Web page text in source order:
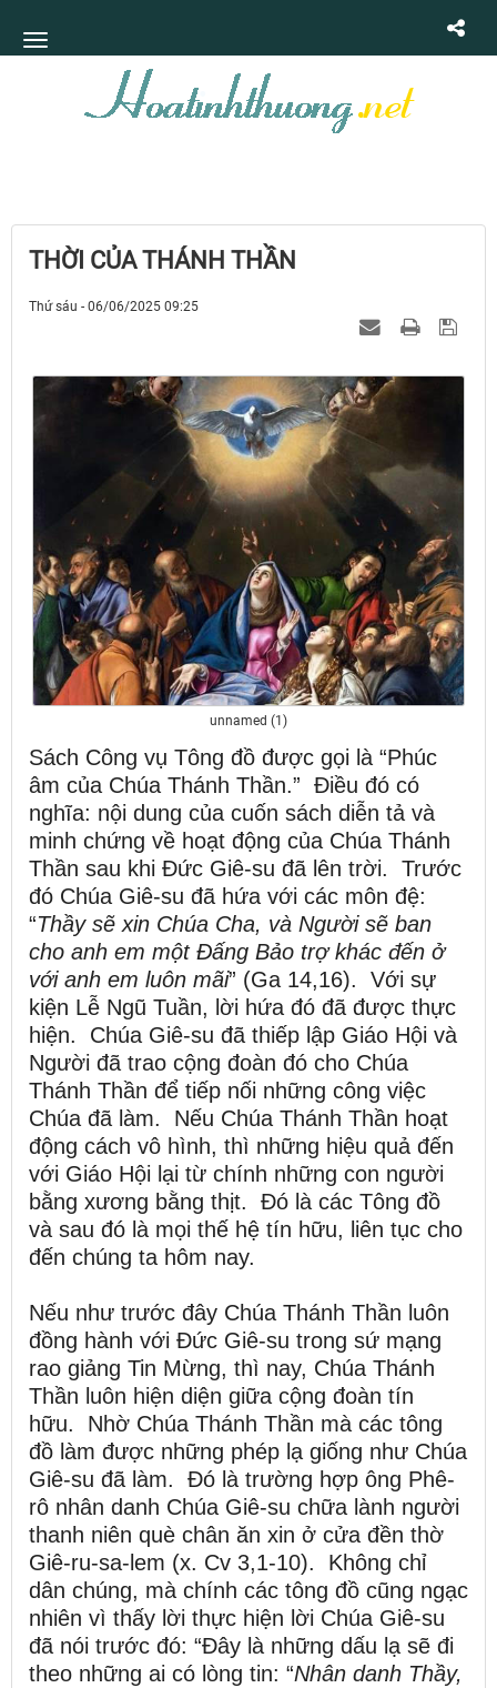
THỜI CỦA THÁNH THẦN
Thứ sáu - 06/06/2025 09:25
unnamed (1)
Sách Công vụ Tông đồ được gọi là “Phúc
âm của Chúa Thánh Thần.” Điều đó có
nghĩa: nội dung của cuốn sách diễn tả và
minh chứng về hoạt động của Chúa Thánh
Thần sau khi Đức Giê-su đã lên trời. Trước
đó Chúa Giê-su đã hứa với các môn đệ:
“Thầy sẽ xin Chúa Cha, và Người sẽ ban
cho anh em một Đấng Bảo trợ khác đến ở
với anh em luôn mãi” (Ga 14,16). Với sự
kiện Lễ Ngũ Tuần, lời hứa đó đã được thực
hiện. Chúa Giê-su đã thiếp lập Giáo Hội và
Người đã trao cộng đoàn đó cho Chúa
Thánh Thần để tiếp nối những công việc
Chúa đã làm. Nếu Chúa Thánh Thần hoạt
động cách vô hình, thì những hiệu quả đến
với Giáo Hội lại từ chính những con người
bằng xương bằng thịt. Đó là các Tông đồ
và sau đó là mọi thế hệ tín hữu, liên tục cho
đến chúng ta hôm nay.
Nếu như trước đây Chúa Thánh Thần luôn
đồng hành với Đức Giê-su trong sứ mạng
rao giảng Tin Mừng, thì nay, Chúa Thánh
Thần luôn hiện diện giữa cộng đoàn tín
hữu. Nhờ Chúa Thánh Thần mà các tông
đồ làm được những phép lạ giống như Chúa
Giê-su đã làm. Đó là trường hợp ông Phê-
rô nhân danh Chúa Giê-su chữa lành người
thanh niên què chân ăn xin ở cửa đền thờ
Giê-ru-sa-lem (x. Cv 3,1-10). Không chỉ
dân chúng, mà chính các tông đồ cũng ngạc
nhiên vì thấy lời thực hiện lời Chúa Giê-su
đã nói trước đó: “Đây là những dấu lạ sẽ đi
theo những ai có lòng tin: “Nhân danh Thầy,